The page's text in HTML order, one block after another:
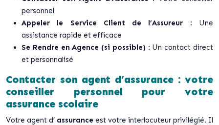
personnel
Appeler le Service Client de l’Assureur : Une
assistance rapide et efficace
Se Rendre en Agence (si possible) : Un contact direct
et personnalisé
Contacter son agent d’assurance : votre
conseiller personnel pour votre
assurance scolaire
Votre agent d’ assurance est votre interlocuteur privilégié. Il